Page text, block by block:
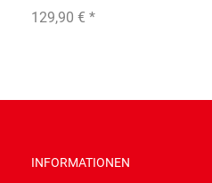
129,90 € *
INFORMATIONEN